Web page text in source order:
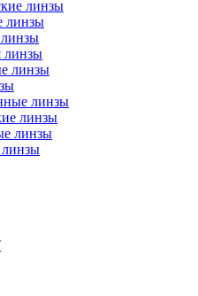
линзы
линзы
линзы
линзы
линзы
линзы
линзы
линзы